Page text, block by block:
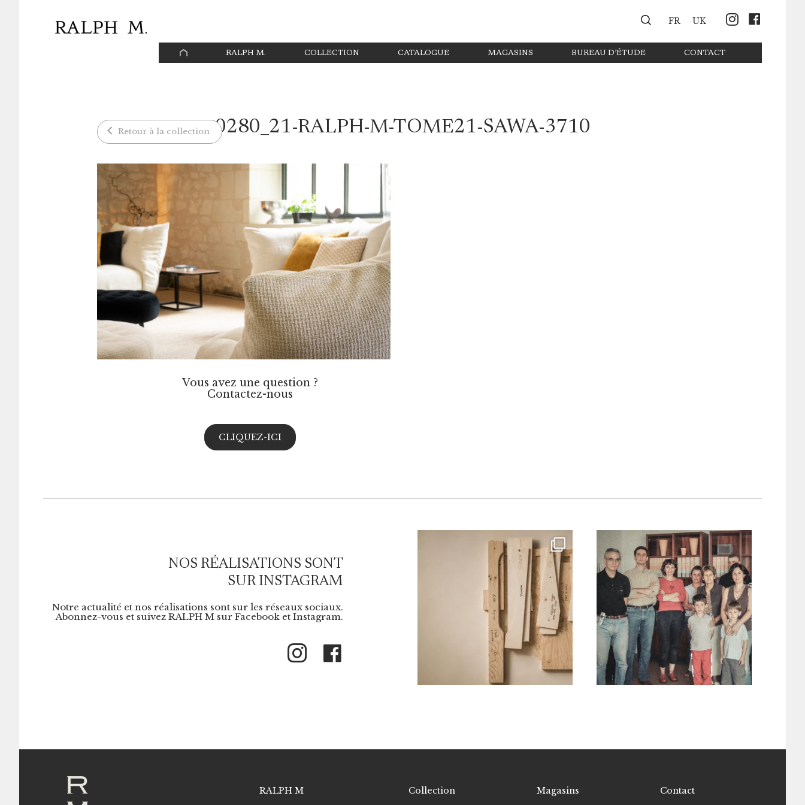
FR UK
PAGE
D’ACCUEIL
RALPH M. COLLECTION CATALOGUE MAGASINS BUREAU D’ÉTUDE CONTACT
0280_21-RALPH-M-TOME21-SAWA-3710
Retour à la collection
Vous avez une question ?
Contactez-nous
CLIQUEZ-ICI
NOS RÉALISATIONS SONT
SUR INSTAGRAM
Notre actualité et nos réalisations sont sur les réseaux sociaux.
Abonnez-vous et suivez RALPH M sur Facebook et Instagram.
Instagram
RALPH M Collection Magasins Contact